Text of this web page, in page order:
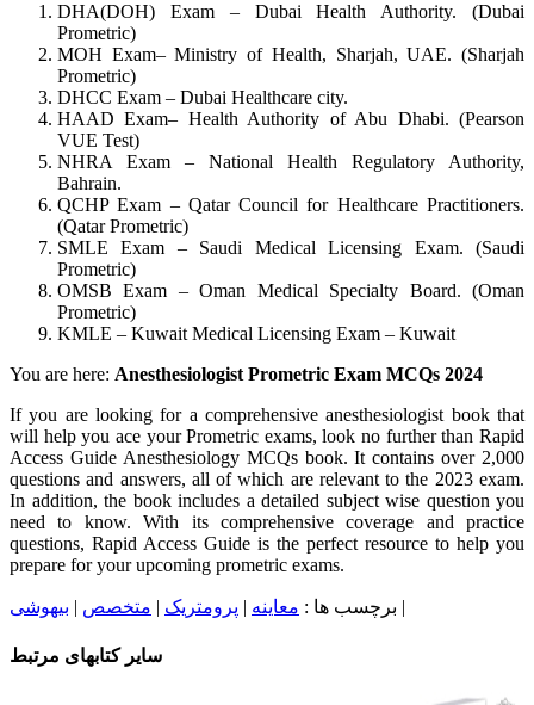
DHA(DOH) Exam – Dubai Health Authority. (Dubai
Prometric)
MOH Exam– Ministry of Health, Sharjah, UAE. (Sharjah
Prometric)
DHCC Exam – Dubai Healthcare city.
HAAD Exam– Health Authority of Abu Dhabi. (Pearson
VUE Test)
NHRA Exam – National Health Regulatory Authority,
Bahrain.
QCHP Exam – Qatar Council for Healthcare Practitioners.
(Qatar Prometric)
SMLE Exam – Saudi Medical Licensing Exam. (Saudi
Prometric)
OMSB Exam – Oman Medical Specialty Board. (Oman
Prometric)
KMLE – Kuwait Medical Licensing Exam – Kuwait
You are here: Anesthesiologist Prometric Exam MCQs 2024
If you are looking for a comprehensive anesthesiologist book that
will help you ace your Prometric exams, look no further than Rapid
Access Guide Anesthesiology MCQs book. It contains over 2,000
questions and answers, all of which are relevant to the 2023 exam.
In addition, the book includes a detailed subject wise question you
need to know. With its comprehensive coverage and practice
questions, Rapid Access Guide is the perfect resource to help you
prepare for your upcoming prometric exams.
برچسب ها : معاینه | پرومتریک | متخصص | بیهوشی |
سایر کتابهای مرتبط